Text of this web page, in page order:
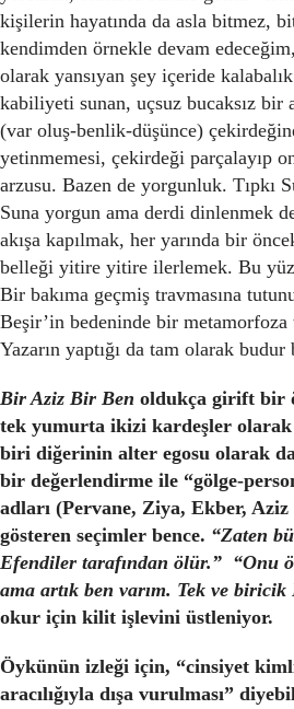
kişilerin hayatında da asla bitmez,
kendimden örnekle devam edeceğim,
olarak yansıyan şey içeride
kabiliyeti sunan, uçsuz bucaksız bir
(var oluş-benlik-düşünce)
yetinmemesi, çekirdeği parçalayıp
arzusu. Bazen de yorgunluk. Tıpkı
Suna yorgun ama derdi dinlenmek
akışa kapılmak, her yarında bir
belleği yitire yitire ilerlemek. Bu
Bir bakıma geçmiş travmasına
Beşir’in bedeninde bir
Yazarın yaptığı da tam olarak
Bir Aziz Bir Ben oldukça girift bir
tek yumurta ikizi kardeşler
biri diğerinin alter egosu olarak
bir değerlendirme ile “gölge-
adları (Pervane, Ziya, Ekber,
gösteren seçimler bence. “Zaten
Efendiler tarafından ölür.” “Onu
ama artık ben varım. Tek ve biricik
okur için kilit işlevini üstleniyor.
Öykünün izleği için, “cinsiyet
aracılığıyla dışa vurulması”